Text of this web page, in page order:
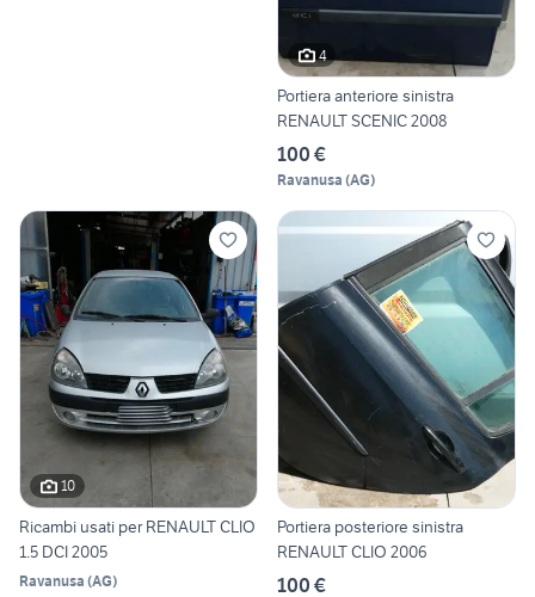
4
Portiera anteriore sinistra
RENAULT SCENIC 2008
100 €
Ravanusa (AG)
10
Ricambi usati per RENAULT CLIO
1.5 DCI 2005
Ravanusa (AG)
Portiera posteriore sinistra
RENAULT CLIO 2006
100 €